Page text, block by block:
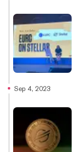
Sep 4, 2023